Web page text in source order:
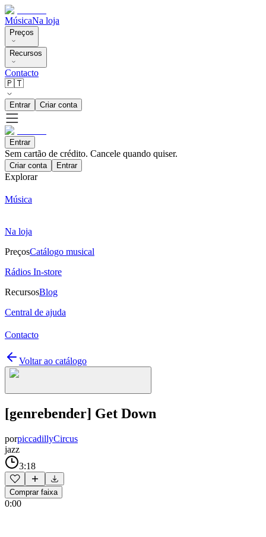
MúsicaNa loja
Preços
Recursos
Contacto
🇵🇹
Entrar Criar conta
Entrar
Sem cartão de crédito. Cancele quando quiser.
Criar conta Entrar
Explorar
Música
Na loja
PreçosCatálogo musical
Rádios In-store
RecursosBlog
Central de ajuda
Contacto
Voltar ao catálogo
[genrebender] Get Down
porpiccadillyCircus
jazz
3:18
Comprar faixa
0:00